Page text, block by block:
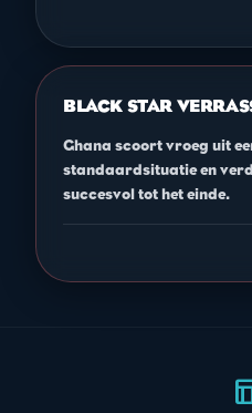
BLACK STAR
Ghana scoort vroeg uit
standaardsituatie en
succesvol tot het einde.